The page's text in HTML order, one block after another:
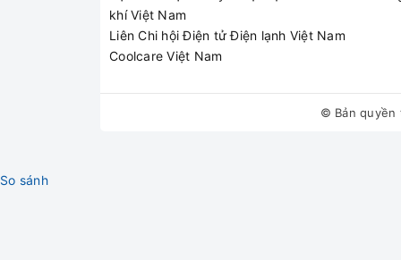
Anh Hoàng - Quận
"Cái điều hòa
thấy thợ đến rất
khí Việt Nam
Liên Chi hội Điện tử Điện lạnh Việt Nam
Coolcare Việt Nam
© Bản quyền
So sánh